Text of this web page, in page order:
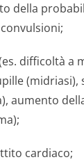
della
difficoltà a
(midriasi),
aumento
cardiaco;